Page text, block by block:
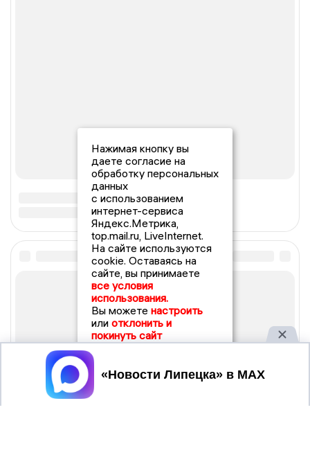
Нажимая кнопку вы
даете согласие на
обработку персональных
данных
с использованием
интернет-сервиса
Яндекс.Метрика,
top.mail.ru, LiveInternet.
На сайте используются
cookie. Оставаясь на
сайте, вы принимаете
все условия
использования.
Вы можете настроить
или отклонить и
покинуть сайт
Принять